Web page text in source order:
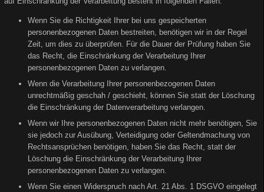
Wenn Sie die Richtigkeit Ihrer bei uns gespeicherten
personenbezogenen Daten bestreiten, benötigen wir in der Regel
Zeit, um dies zu überprüfen. Für die Dauer der Prüfung haben Sie
das Recht, die Einschränkung der Verarbeitung Ihrer
personenbezogenen Daten zu verlangen.
Wenn die Verarbeitung Ihrer personenbezogenen Daten
unrechtmäßig geschah / geschieht, können Sie statt der Löschung
die Einschränkung der Datenverarbeitung verlangen.
Wenn wir Ihre personenbezogenen Daten nicht mehr benötigen, Sie
sie jedoch zur Ausübung, Verteidigung oder Geltendmachung von
Rechtsansprüchen benötigen, haben Sie das Recht, statt der
Löschung die Einschränkung der Verarbeitung Ihrer
personenbezogenen Daten zu verlangen.
Wenn Sie einen Widerspruch nach Art. 21 Abs. 1 DSGVO eingelegt